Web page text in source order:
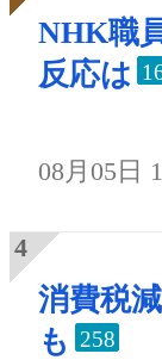
NHK職
反応は
08月05日
消費税
も
258